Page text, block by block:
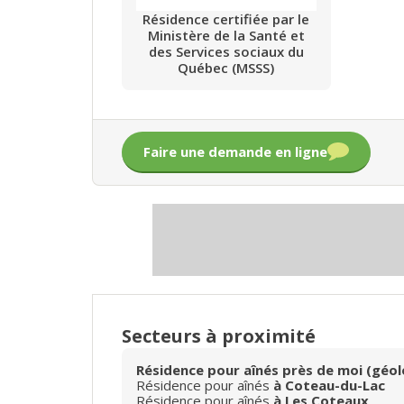
Résidence certifiée par le
Ministère de la Santé et
des Services sociaux du
Québec (MSSS)
Faire une demande en ligne
Secteurs à proximité
Résidence pour aînés près de moi
Résidence pour aînés à Coteau-du-Lac
Résidence pour aînés à Les Coteaux